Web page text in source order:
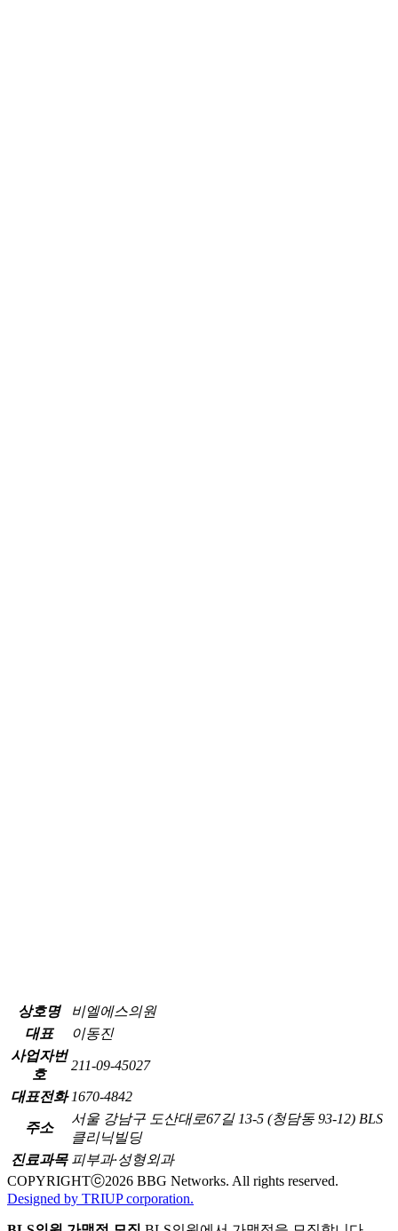
상호명
비엘에스의원
대표
이동진
사업자번
호
211-09-45027
대표전화 1670-4842
주소
서울 강남구 도산대로67길 13-5 (청담동 93-12) BLS
클리닉빌딩
진료과목 피부과·성형외과
COPYRIGHTⓒ2026 BBG Networks. All rights reserved.
Designed by TRIUP corporation.